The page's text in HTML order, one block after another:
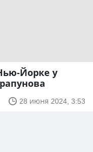
Йорке у
28 июня 2024, 3:53